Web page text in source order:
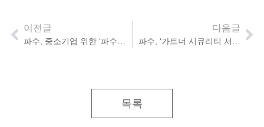
이전글 다음글
목록